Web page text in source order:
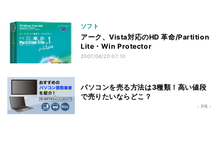
ソフト
アーク、Vista対応のHD 革命/Partition
Lite・Win Protector
2007/04/20 07:10
パソコンを売る方法は3種類！高い値段
で売りたいならどこ？
- PR -